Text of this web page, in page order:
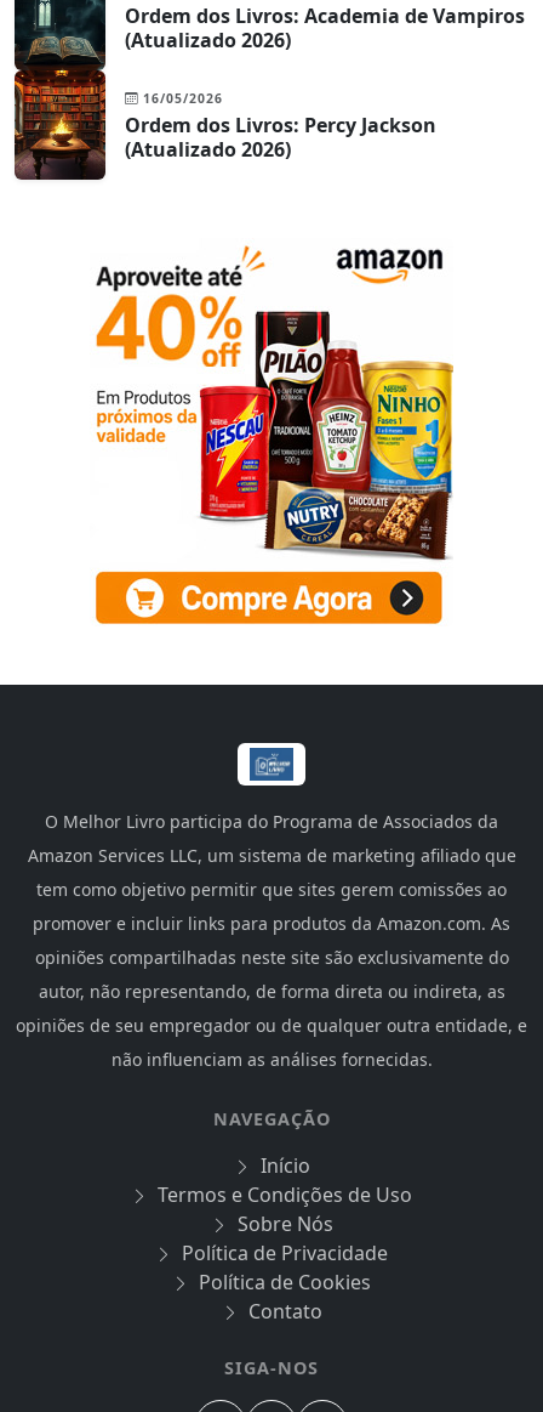
Ordem dos Livros: Academia de Vampiros
(Atualizado 2026)
16/05/2026
Ordem dos Livros: Percy Jackson
(Atualizado 2026)
O Melhor Livro participa do Programa de Associados da
Amazon Services LLC, um sistema de marketing afiliado que
tem como objetivo permitir que sites gerem comissões ao
promover e incluir links para produtos da Amazon.com. As
opiniões compartilhadas neste site são exclusivamente do
autor, não representando, de forma direta ou indireta, as
opiniões de seu empregador ou de qualquer outra entidade, e
não influenciam as análises fornecidas.
NAVEGAÇÃO
Início
Termos e Condições de Uso
Sobre Nós
Política de Privacidade
Política de Cookies
Contato
SIGA-NOS